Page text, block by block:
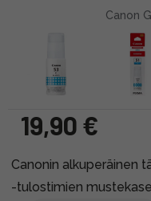
Canon
19,90 €
Canonin alkuperäinen
-tulostimien